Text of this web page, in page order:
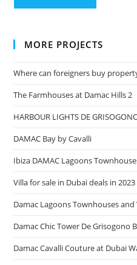
MORE PROJECTS
Where can foreigners buy
The Farmhouses at Damac Hills 2
HARBOUR LIGHTS DE
DAMAC Bay by Cavalli
Ibiza DAMAC Lagoons
Villa for sale in Dubai deals in 2023
Damac Lagoons Townhouses and
Damac Chic Tower De Grisogono
Damac Cavalli Couture at Dubai